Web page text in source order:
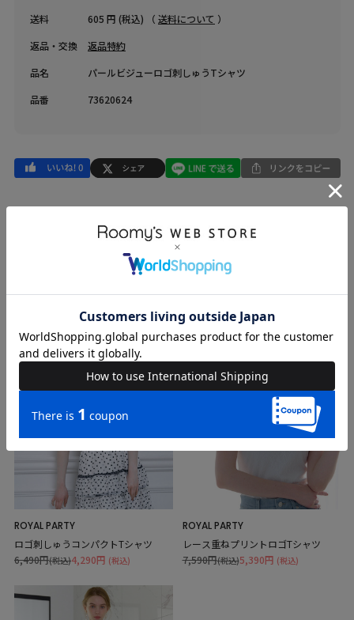
送料
605 円 (税込) （ 送料について ）
返品・交換
返品特約
品名
パールビジューロゴ刺しゅうTシャツ
品番
73620624
RECOMMEND
ROYAL PARTY
ロゴ刺しゅうコンパクトTシャツ
4,290円 (税込)
6,490円(税込)
ROYAL PARTY
レース重ねプリントロゴTシャツ
5,390円 (税込)
7,590円(税込)